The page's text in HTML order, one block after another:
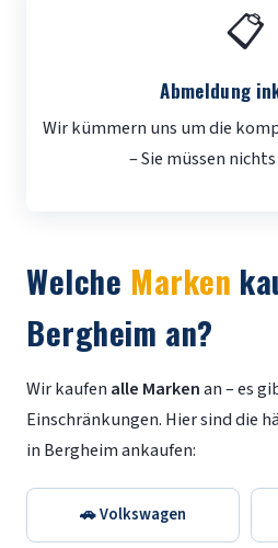
📋
Abmeldung
Wir kümmern uns um die
– Sie müssen
Welche Marken
Bergheim an?
Wir kaufen alle Markenan – es
Einschränkungen. Hier sind die
in Bergheim ankaufen:
🚗 Volkswagen